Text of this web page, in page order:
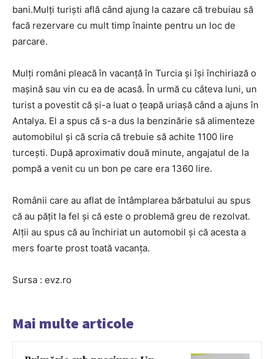
bani.Mulți turiști află când ajung la cazare că trebuiau să
facă rezervare cu mult timp înainte pentru un loc de
parcare.
Mulți români pleacă în vacanță în Turcia și își închiriază o
mașină sau vin cu ea de acasă. În urmă cu câteva luni, un
turist a povestit că și-a luat o țeapă uriașă când a ajuns în
Antalya. El a spus că s-a dus la benzinărie să alimenteze
automobilul și că scria că trebuie să achite 1100 lire
turcești. După aproximativ două minute, angajatul de la
pompă a venit cu un bon pe care era 1360 lire.
Românii care au aflat de întâmplarea bărbatului au spus
că au pățit la fel și că este o problemă greu de rezolvat.
Alții au spus că au închiriat un automobil și că acesta a
mers foarte prost toată vacanța.
Sursa : evz.ro
Mai multe articole